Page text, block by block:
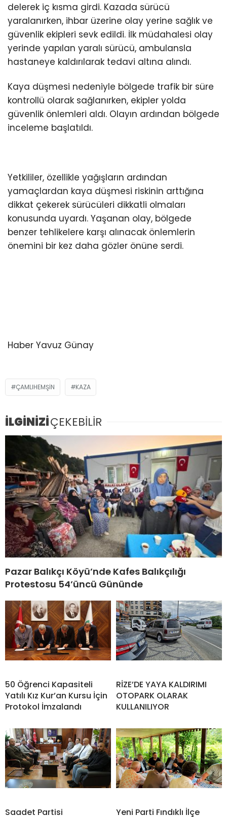
delerek iç kısma girdi. Kazada sürücü
yaralanırken, ihbar üzerine olay yerine sağlık ve
güvenlik ekipleri sevk edildi. İlk müdahalesi olay
yerinde yapılan yaralı sürücü, ambulansla
hastaneye kaldırılarak tedavi altına alındı.
Kaya düşmesi nedeniyle bölgede trafik bir süre
kontrollü olarak sağlanırken, ekipler yolda
güvenlik önlemleri aldı. Olayın ardından bölgede
inceleme başlatıldı.
Yetkililer, özellikle yağışların ardından
yamaçlardan kaya düşmesi riskinin arttığına
dikkat çekerek sürücüleri dikkatli olmaları
konusunda uyardı. Yaşanan olay, bölgede
benzer tehlikelere karşı alınacak önlemlerin
önemini bir kez daha gözler önüne serdi.
Haber Yavuz Günay
ÇAMLIHEMŞIN KAZA
İLGİNİZİÇEKEBİLİR
Pazar Balıkçı Köyü’nde Kafes Balıkçılığı
Protestosu 54’üncü Gününde
50 Öğrenci Kapasiteli
Yatılı Kız Kur’an Kursu İçin
Protokol İmzalandı
RİZE’DE YAYA KALDIRIMI
OTOPARK OLARAK
KULLANILIYOR
Saadet Partisi Yeni Parti Fındıklı İlçe